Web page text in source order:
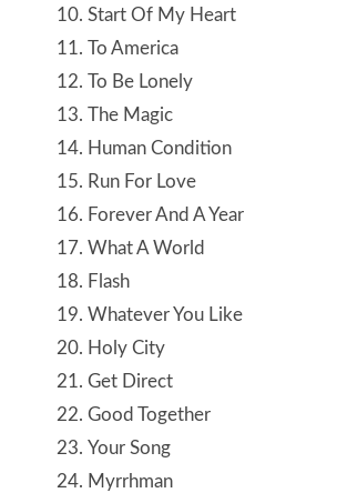
Start Of My Heart
To America
To Be Lonely
The Magic
Human Condition
Run For Love
Forever And A Year
What A World
Flash
Whatever You Like
Holy City
Get Direct
Good Together
Your Song
Myrrhman